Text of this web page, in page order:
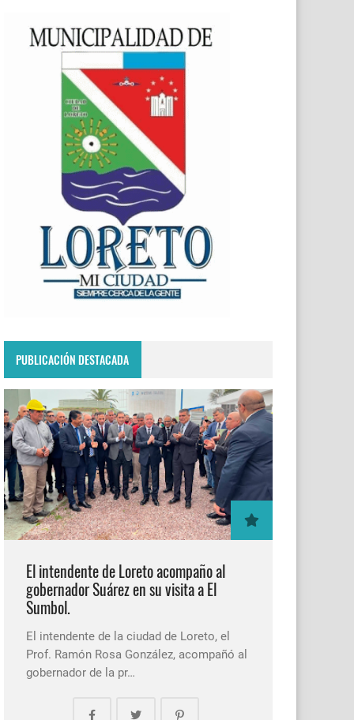
PUBLICACIÓN DESTACADA
El intendente de Loreto acompaño al
gobernador Suárez en su visita a El
Sumbol.
El intendente de la ciudad de Loreto, el
Prof. Ramón Rosa González, acompañó al
gobernador de la pr…